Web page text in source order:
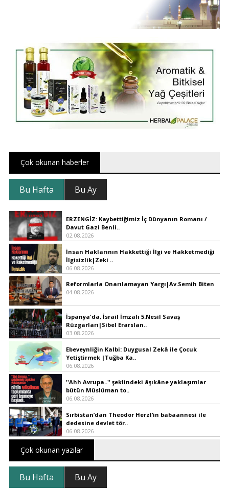
Çok okunan haberler
Bu Hafta Bu Ay
ERZENGİZ: Kaybettiğimiz İç Dünyanın Romanı /
Davut Gazi Benli..
02.08.2026
İnsan Haklarının Hakkettiği İlgi ve Hakketmediği
İlgisizlik|Zeki ..
06.08.2026
Reformlarla Onarılamayan Yargı|Av.Semih Biten
04.08.2026
İspanya'da, İsrail İmzalı 5.Nesil Savaş
Rüzgarları|Sibel Erarslan..
03.08.2026
Ebeveynliğin Kalbi: Duygusal Zekâ ile Çocuk
Yetiştirmek |Tuğba Ka..
06.08.2026
''Ahh Avrupa..'' şeklindeki âşıkâne yaklaşımlar
bütün Müslüman to..
06.08.2026
Sırbistan’dan Theodor Herzl’in babaannesi ile
dedesine devlet tör..
06.08.2026
Çok okunan yazılar
Bu Hafta Bu Ay